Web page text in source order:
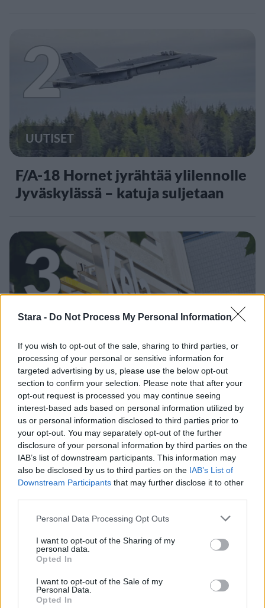
Stara - Do Not Process My Personal Information
If you wish to opt-out of the sale, sharing to third parties, or
processing of your personal or sensitive information for
targeted advertising by us, please use the below opt-out
section to confirm your selection. Please note that after your
opt-out request is processed you may continue seeing
interest-based ads based on personal information utilized by
us or personal information disclosed to third parties prior to
your opt-out. You may separately opt-out of the further
disclosure of your personal information by third parties on the
IAB’s list of downstream participants. This information may
also be disclosed by us to third parties on the IAB’s List of
Downstream Participants that may further disclose it to other
Personal Data Processing Opt Outs
I want to opt-out of the Sharing of my
personal data.
Opted In
I want to opt-out of the Sale of my
Personal Data.
Opted In
2
UUTISET
F/A-18 Hornet jyrähtää ylilennolle
Jyväskylässä – katuja suljetaan
3
UUTISET
Kela voi leikata tukia
ulkomaanmatkan vuoksi
4
UUTISET
Moottoripyöräilijä pakeni poliisia
– tutkaan hurja ylinopeus